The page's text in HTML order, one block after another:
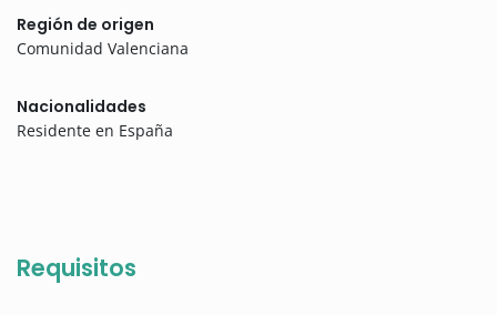
Región de origen
Comunidad Valenciana
Nacionalidades
Residente en España
Requisitos